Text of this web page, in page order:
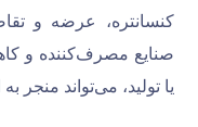
کنسانتره، عرضه و
صنایع مصرف‌کننده و
یا تولید، می‌تواند منجر